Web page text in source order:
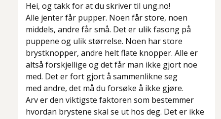
Hei, og takk for at du skriver til ung.no!
Alle jenter får pupper. Noen får store, noen
middels, andre får små. Det er ulik fasong på
puppene og ulik størrelse. Noen har store
brystknopper, andre helt flate knopper. Alle er
altså forskjellige og det får man ikke gjort noe
med. Det er fort gjort å sammenlikne seg
med andre, det må du forsøke å ikke gjøre.
Arv er den viktigste faktoren som bestemmer
hvordan brystene skal se ut hos deg. Det er ikke